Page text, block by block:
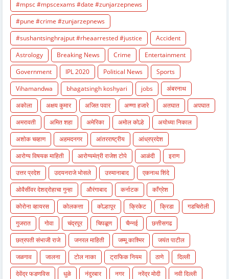
#mpsc #mpscexams #date #zunjarzepnews
#pune #crime #zunjarzepnews
#sushantsinghrajput #rheaarrested #justice
Accident
Astrology
Breaking News Crime
Entertainment
Government
IPL 2020 Political News
Sports
Vihamandwa
bhagatsingh koshyari jobs
अंबरनाथ
अकोला
अक्षय कुमार अजित पवार अण्णा हजारे अतघात
अपघात
अमरावती
अमित शहा अमेरिका अमोल कोल्हे
अयोध्या निकाल
अशोक चव्हाण
अहमदनगर आंतरराष्ट्रीय
आंध्रप्रदेश
आरोग्य विषयक माहिती
आरोग्यमंत्री राजेश टोपे आळंदी
इराण
उत्तर प्रदेश
उदयनराजे भोसले उस्मानाबाद
एकनाथ शिंदे
ओवैसींवर देशद्रोहाचा गुन्हा
औरंगाबाद कर्नाटक
काँग्रेश
कोरोना व्हायरस
कोलकत्ता कोल्हापूर क्रिकेट क्रिडा
गडचिरोली
गुजरात
गोवा चंद्रपूर चिपळूण चैन्नई
छत्तीसगढ
छत्रपती संभाजी राजे
जनरल माहिती जम्मू काश्मिर
जयंत पाटील
जळगाव
जालना टोल नाका ट्राफिक नियम ठाणे
दिल्ली
देवेंद्र फडणविस
धुळे नंदुरबार नगर नरेंद्र मोदी
नवी दिल्ली